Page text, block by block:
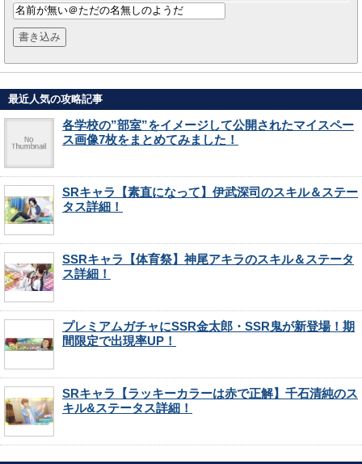
最近人気の攻略記事
各学校の”部室”をイメージして公開されたマイスペー
ス画像7枚をまとめてみました！
SRキャラ【素直になって】伊武深司のスキル＆ステー
タス詳細！
SSRキャラ【体育祭】神尾アキラのスキル＆ステータ
ス詳細！
プレミアムガチャにSSR金太郎・SSR鬼が新登場！期
間限定で出現率UP！
SRキャラ【ラッキーカラーは赤で正解】千石清純のス
キル&ステータス詳細！